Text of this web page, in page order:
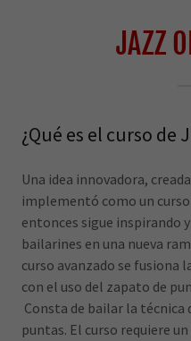
JAZZ
¿Qué es el curso de
Una idea innovadora,
implementó como un curso
entonces sigue inspirando
bailarines en una nueva
curso avanzado se fusiona
con el uso del zapato de
Consta de bailar la técnica
puntas. El curso requiere